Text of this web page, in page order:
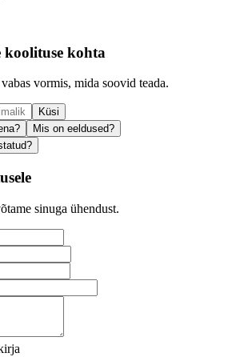
koolituse kohta
vormis, mida soovid teada.
Küsi
Mis on eeldused?
sinuga ühendust.